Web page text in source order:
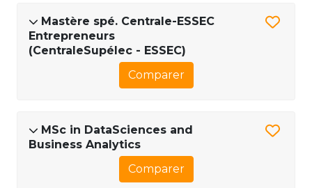
Mastère spé. Centrale-ESSEC
Entrepreneurs
(CentraleSupélec - ESSEC)
Comparer
MSc in DataSciences and
Business Analytics
Comparer